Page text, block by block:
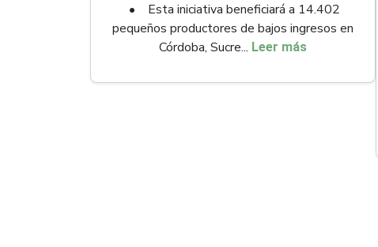
• Esta iniciativa beneficiará a 14.402
pequeños productores de bajos ingresos en
Córdoba, Sucre... Leer más